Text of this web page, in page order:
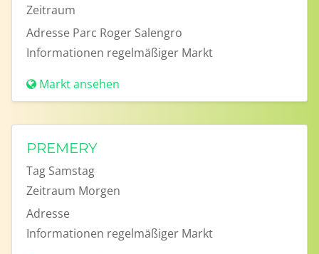
Zeitraum
Adresse Parc Roger Salengro
Informationen regelmäßiger Markt
Markt ansehen
PREMERY
Tag Samstag
Zeitraum Morgen
Adresse
Informationen regelmäßiger Markt